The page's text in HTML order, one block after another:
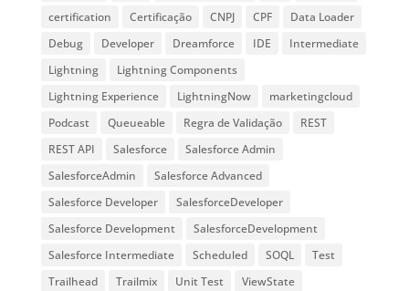
certification
Certificação CNPJ CPF
Data Loader
Debug
Developer Dreamforce IDE
Intermediate
Lightning
Lightning Components
Lightning Experience
LightningNow
marketingcloud
Podcast
Queueable Regra de Validação
REST
REST API
Salesforce
Salesforce Admin
SalesforceAdmin
Salesforce Advanced
Salesforce Developer
SalesforceDeveloper
Salesforce Development
SalesforceDevelopment
Salesforce Intermediate
Scheduled SOQL
Test
Trailhead
Trailmix Unit Test
ViewState